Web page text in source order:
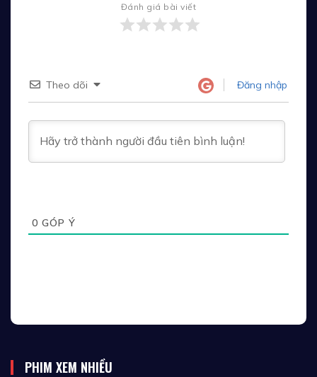
Đánh giá bài viết
Theo dõi Đăng nhập
0 GÓP Ý
PHIM XEM NHIỀU